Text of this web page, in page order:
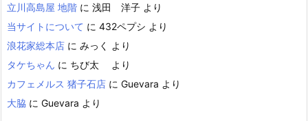
立川高島屋 地階 に 浅田 洋子 より
当サイトについて に 432ペプシ より
浪花家総本店 に みっく
より
タケちゃん に ちび太
より
カフェメルス 猪子石店 に Guevara より
大脇 に Guevara より